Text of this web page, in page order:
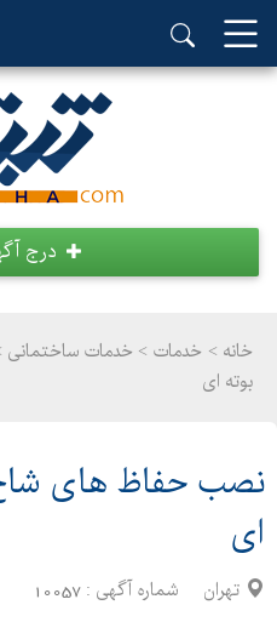
درج
خانه > خدمات > خدمات
بوته ای
نصب حفاظ های
ای
تهران شماره آگهی : 10057